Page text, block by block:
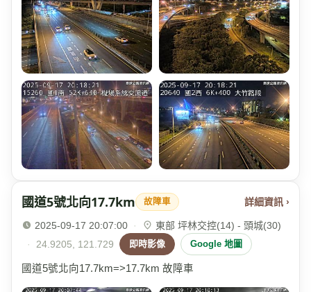
國道5號北向17.7km 故障車 詳細資訊 ›
2025-09-17 20:07:00 ·
東部 坪林交控(14) - 頭城(30)
·
24.9205, 121.729 即時影像 Google 地圖
國道5號北向17.7km=>17.7km 故障車